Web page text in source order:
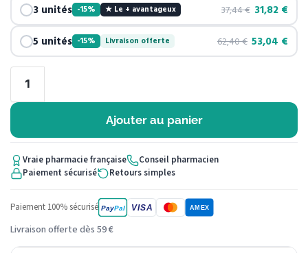
3 unités -15% ★ Le + avantageux 37,44€ 31,82 €
5 unités -15% Livraison offerte 62,40€ 53,04 €
Ajouter au panier
Vraie pharmacie française
Conseil pharmacien
Paiement sécurisé
Retours simples
Paiement 100% sécurisé PayPal VISA AMEX
Livraison offerte dès 59 €